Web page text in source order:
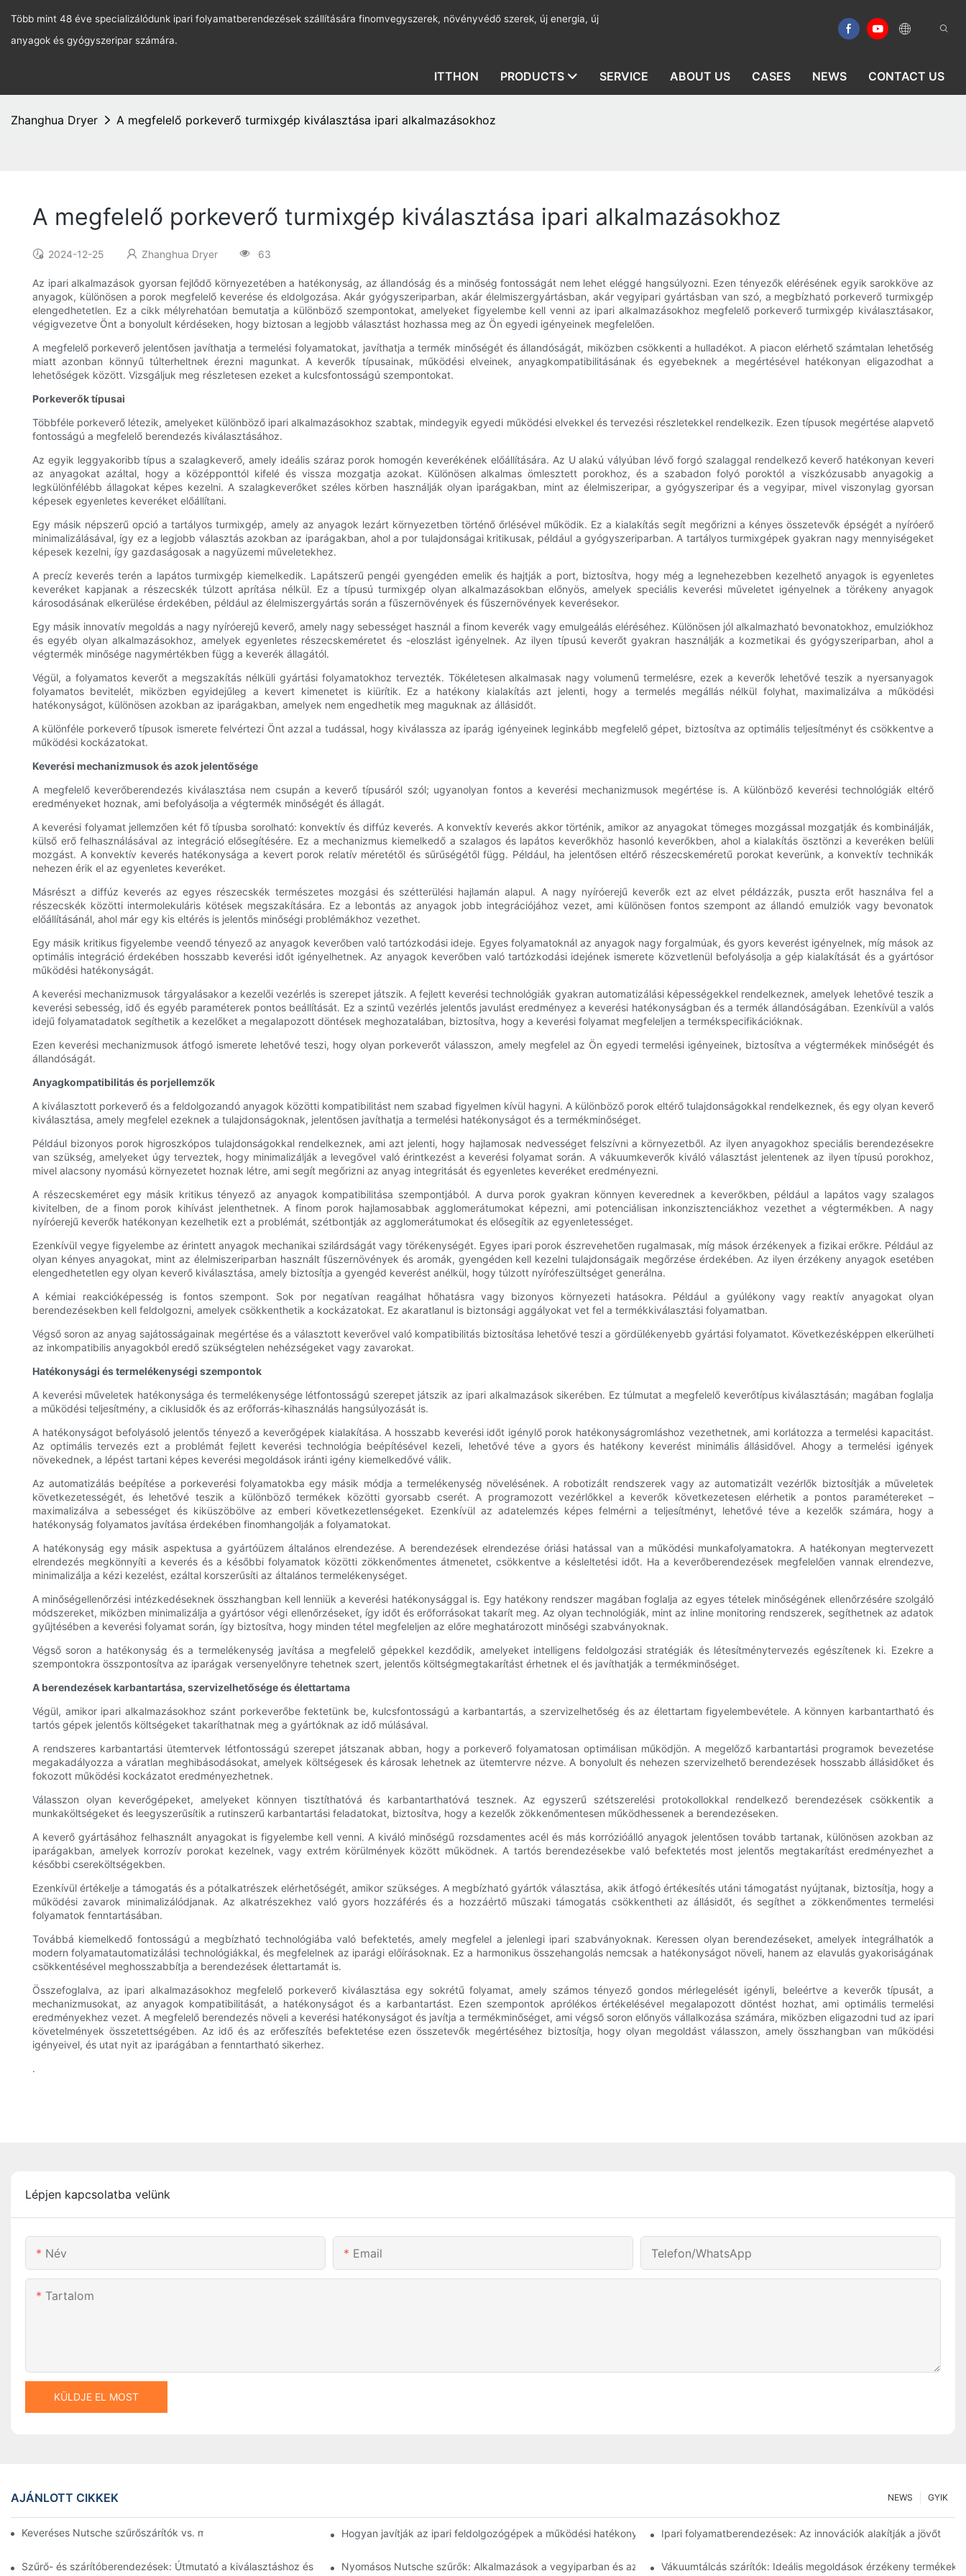
Több mint 48 éve specializálódunk ipari folyamatberendezések szállítására finomvegyszerek, növényvédő szerek, új energia, új
anyagok és gyógyszeripar számára.
ITTHON PRODUCTS SERVICE ABOUT US CASES NEWS CONTACT US
Zhanghua Dryer A megfelelő porkeverő turmixgép kiválasztása ipari alkalmazásokhoz
A megfelelő porkeverő turmixgép kiválasztása ipari alkalmazásokhoz
2024-12-25 Zhanghua Dryer 63
Az ipari alkalmazások gyorsan fejlődő környezetében a hatékonyság, az állandóság és a minőség fontosságát nem lehet eléggé hangsúlyozni. Ezen tényezők elérésének egyik sarokköve az
anyagok, különösen a porok megfelelő keverése és eldolgozása. Akár gyógyszeriparban, akár élelmiszergyártásban, akár vegyipari gyártásban van szó, a megbízható porkeverő turmixgép
elengedhetetlen. Ez a cikk mélyrehatóan bemutatja a különböző szempontokat, amelyeket figyelembe kell venni az ipari alkalmazásokhoz megfelelő porkeverő turmixgép kiválasztásakor,
végigvezetve Önt a bonyolult kérdéseken, hogy biztosan a legjobb választást hozhassa meg az Ön egyedi igényeinek megfelelően.
A megfelelő porkeverő jelentősen javíthatja a termelési folyamatokat, javíthatja a termék minőségét és állandóságát, miközben csökkenti a hulladékot. A piacon elérhető számtalan lehetőség
miatt azonban könnyű túlterheltnek érezni magunkat. A keverők típusainak, működési elveinek, anyagkompatibilitásának és egyebeknek a megértésével hatékonyan eligazodhat a
lehetőségek között. Vizsgáljuk meg részletesen ezeket a kulcsfontosságú szempontokat.
Porkeverők típusai
Többféle porkeverő létezik, amelyeket különböző ipari alkalmazásokhoz szabtak, mindegyik egyedi működési elvekkel és tervezési részletekkel rendelkezik. Ezen típusok megértése alapvető
fontosságú a megfelelő berendezés kiválasztásához.
Az egyik leggyakoribb típus a szalagkeverő, amely ideális száraz porok homogén keverékének előállítására. Az U alakú vályúban lévő forgó szalaggal rendelkező keverő hatékonyan keveri
az anyagokat azáltal, hogy a középponttól kifelé és vissza mozgatja azokat. Különösen alkalmas ömlesztett porokhoz, és a szabadon folyó poroktól a viszkózusabb anyagokig a
legkülönfélébb állagokat képes kezelni. A szalagkeverőket széles körben használják olyan iparágakban, mint az élelmiszeripar, a gyógyszeripar és a vegyipar, mivel viszonylag gyorsan
képesek egyenletes keveréket előállítani.
Egy másik népszerű opció a tartályos turmixgép, amely az anyagok lezárt környezetben történő őrlésével működik. Ez a kialakítás segít megőrizni a kényes összetevők épségét a nyíróerő
minimalizálásával, így ez a legjobb választás azokban az iparágakban, ahol a por tulajdonságai kritikusak, például a gyógyszeriparban. A tartályos turmixgépek gyakran nagy mennyiségeket
képesek kezelni, így gazdaságosak a nagyüzemi műveletekhez.
A precíz keverés terén a lapátos turmixgép kiemelkedik. Lapátszerű pengéi gyengéden emelik és hajtják a port, biztosítva, hogy még a legnehezebben kezelhető anyagok is egyenletes
keveréket kapjanak a részecskék túlzott aprítása nélkül. Ez a típusú turmixgép olyan alkalmazásokban előnyös, amelyek speciális keverési műveletet igényelnek a törékeny anyagok
károsodásának elkerülése érdekében, például az élelmiszergyártás során a fűszernövények és fűszernövények keverésekor.
Egy másik innovatív megoldás a nagy nyíróerejű keverő, amely nagy sebességet használ a finom keverék vagy emulgeálás eléréséhez. Különösen jól alkalmazható bevonatokhoz, emulziókhoz
és egyéb olyan alkalmazásokhoz, amelyek egyenletes részecskeméretet és -eloszlást igényelnek. Az ilyen típusú keverőt gyakran használják a kozmetikai és gyógyszeriparban, ahol a
végtermék minősége nagymértékben függ a keverék állagától.
Végül, a folyamatos keverőt a megszakítás nélküli gyártási folyamatokhoz tervezték. Tökéletesen alkalmasak nagy volumenű termelésre, ezek a keverők lehetővé teszik a nyersanyagok
folyamatos bevitelét, miközben egyidejűleg a kevert kimenetet is kiürítik. Ez a hatékony kialakítás azt jelenti, hogy a termelés megállás nélkül folyhat, maximalizálva a működési
hatékonyságot, különösen azokban az iparágakban, amelyek nem engedhetik meg maguknak az állásidőt.
A különféle porkeverő típusok ismerete felvértezi Önt azzal a tudással, hogy kiválassza az iparág igényeinek leginkább megfelelő gépet, biztosítva az optimális teljesítményt és csökkentve a
működési kockázatokat.
Keverési mechanizmusok és azok jelentősége
A megfelelő keverőberendezés kiválasztása nem csupán a keverő típusáról szól; ugyanolyan fontos a keverési mechanizmusok megértése is. A különböző keverési technológiák eltérő
eredményeket hoznak, ami befolyásolja a végtermék minőségét és állagát.
A keverési folyamat jellemzően két fő típusba sorolható: konvektív és diffúz keverés. A konvektív keverés akkor történik, amikor az anyagokat tömeges mozgással mozgatják és kombinálják,
külső erő felhasználásával az integráció elősegítésére. Ez a mechanizmus kiemelkedő a szalagos és lapátos keverőkhöz hasonló keverőkben, ahol a kialakítás ösztönzi a keveréken belüli
mozgást. A konvektív keverés hatékonysága a kevert porok relatív méretétől és sűrűségétől függ. Például, ha jelentősen eltérő részecskeméretű porokat keverünk, a konvektív technikák
nehezen érik el az egyenletes keveréket.
Másrészt a diffúz keverés az egyes részecskék természetes mozgási és szétterülési hajlamán alapul. A nagy nyíróerejű keverők ezt az elvet példázzák, puszta erőt használva fel a
részecskék közötti intermolekuláris kötések megszakítására. Ez a lebontás az anyagok jobb integrációjához vezet, ami különösen fontos szempont az állandó emulziók vagy bevonatok
előállításánál, ahol már egy kis eltérés is jelentős minőségi problémákhoz vezethet.
Egy másik kritikus figyelembe veendő tényező az anyagok keverőben való tartózkodási ideje. Egyes folyamatoknál az anyagok nagy forgalmúak, és gyors keverést igényelnek, míg mások az
optimális integráció érdekében hosszabb keverési időt igényelhetnek. Az anyagok keverőben való tartózkodási idejének ismerete közvetlenül befolyásolja a gép kialakítását és a gyártósor
működési hatékonyságát.
A keverési mechanizmusok tárgyalásakor a kezelői vezérlés is szerepet játszik. A fejlett keverési technológiák gyakran automatizálási képességekkel rendelkeznek, amelyek lehetővé teszik a
keverési sebesség, idő és egyéb paraméterek pontos beállítását. Ez a szintű vezérlés jelentős javulást eredményez a keverési hatékonyságban és a termék állandóságában. Ezenkívül a valós
idejű folyamatadatok segíthetik a kezelőket a megalapozott döntések meghozatalában, biztosítva, hogy a keverési folyamat megfeleljen a termékspecifikációknak.
Ezen keverési mechanizmusok átfogó ismerete lehetővé teszi, hogy olyan porkeverőt válasszon, amely megfelel az Ön egyedi termelési igényeinek, biztosítva a végtermékek minőségét és
állandóságát.
Anyagkompatibilitás és porjellemzők
A kiválasztott porkeverő és a feldolgozandó anyagok közötti kompatibilitást nem szabad figyelmen kívül hagyni. A különböző porok eltérő tulajdonságokkal rendelkeznek, és egy olyan keverő
kiválasztása, amely megfelel ezeknek a tulajdonságoknak, jelentősen javíthatja a termelési hatékonyságot és a termékminőséget.
Például bizonyos porok higroszkópos tulajdonságokkal rendelkeznek, ami azt jelenti, hogy hajlamosak nedvességet felszívni a környezetből. Az ilyen anyagokhoz speciális berendezésekre
van szükség, amelyeket úgy terveztek, hogy minimalizálják a levegővel való érintkezést a keverési folyamat során. A vákuumkeverők kiváló választást jelentenek az ilyen típusú porokhoz,
mivel alacsony nyomású környezetet hoznak létre, ami segít megőrizni az anyag integritását és egyenletes keveréket eredményezni.
A részecskeméret egy másik kritikus tényező az anyagok kompatibilitása szempontjából. A durva porok gyakran könnyen keverednek a keverőkben, például a lapátos vagy szalagos
kivitelben, de a finom porok kihívást jelenthetnek. A finom porok hajlamosabbak agglomerátumokat képezni, ami potenciálisan inkonzisztenciákhoz vezethet a végtermékben. A nagy
nyíróerejű keverők hatékonyan kezelhetik ezt a problémát, szétbontják az agglomerátumokat és elősegítik az egyenletességet.
Ezenkívül vegye figyelembe az érintett anyagok mechanikai szilárdságát vagy törékenységét. Egyes ipari porok észrevehetően rugalmasak, míg mások érzékenyek a fizikai erőkre. Például az
olyan kényes anyagokat, mint az élelmiszeriparban használt fűszernövények és aromák, gyengéden kell kezelni tulajdonságaik megőrzése érdekében. Az ilyen érzékeny anyagok esetében
elengedhetetlen egy olyan keverő kiválasztása, amely biztosítja a gyengéd keverést anélkül, hogy túlzott nyírófeszültséget generálna.
A kémiai reakcióképesség is fontos szempont. Sok por negatívan reagálhat hőhatásra vagy bizonyos környezeti hatásokra. Például a gyúlékony vagy reaktív anyagokat olyan
berendezésekben kell feldolgozni, amelyek csökkenthetik a kockázatokat. Ez akaratlanul is biztonsági aggályokat vet fel a termékkiválasztási folyamatban.
Végső soron az anyag sajátosságainak megértése és a választott keverővel való kompatibilitás biztosítása lehetővé teszi a gördülékenyebb gyártási folyamatot. Következésképpen elkerülheti
az inkompatibilis anyagokból eredő szükségtelen nehézségeket vagy zavarokat.
Hatékonysági és termelékenységi szempontok
A keverési műveletek hatékonysága és termelékenysége létfontosságú szerepet játszik az ipari alkalmazások sikerében. Ez túlmutat a megfelelő keverőtípus kiválasztásán; magában foglalja
a működési teljesítmény, a ciklusidők és az erőforrás-kihasználás hangsúlyozását is.
A hatékonyságot befolyásoló jelentős tényező a keverőgépek kialakítása. A hosszabb keverési időt igénylő porok hatékonyságromláshoz vezethetnek, ami korlátozza a termelési kapacitást.
Az optimális tervezés ezt a problémát fejlett keverési technológia beépítésével kezeli, lehetővé téve a gyors és hatékony keverést minimális állásidővel. Ahogy a termelési igények
növekednek, a lépést tartani képes keverési megoldások iránti igény kiemelkedővé válik.
Az automatizálás beépítése a porkeverési folyamatokba egy másik módja a termelékenység növelésének. A robotizált rendszerek vagy az automatizált vezérlők biztosítják a műveletek
következetességét, és lehetővé teszik a különböző termékek közötti gyorsabb cserét. A programozott vezérlőkkel a keverők következetesen elérhetik a pontos paramétereket –
maximalizálva a sebességet és kiküszöbölve az emberi következetlenségeket. Ezenkívül az adatelemzés képes felmérni a teljesítményt, lehetővé téve a kezelők számára, hogy a
hatékonyság folyamatos javítása érdekében finomhangolják a folyamatokat.
A hatékonyság egy másik aspektusa a gyártóüzem általános elrendezése. A berendezések elrendezése óriási hatással van a működési munkafolyamatokra. A hatékonyan megtervezett
elrendezés megkönnyíti a keverés és a későbbi folyamatok közötti zökkenőmentes átmenetet, csökkentve a késleltetési időt. Ha a keverőberendezések megfelelően vannak elrendezve,
minimalizálja a kézi kezelést, ezáltal korszerűsíti az általános termelékenységet.
A minőségellenőrzési intézkedéseknek összhangban kell lenniük a keverési hatékonysággal is. Egy hatékony rendszer magában foglalja az egyes tételek minőségének ellenőrzésére szolgáló
módszereket, miközben minimalizálja a gyártósor végi ellenőrzéseket, így időt és erőforrásokat takarít meg. Az olyan technológiák, mint az inline monitoring rendszerek, segíthetnek az adatok
gyűjtésében a keverési folyamat során, így biztosítva, hogy minden tétel megfeleljen az előre meghatározott minőségi szabványoknak.
Végső soron a hatékonyság és a termelékenység javítása a megfelelő gépekkel kezdődik, amelyeket intelligens feldolgozási stratégiák és létesítménytervezés egészítenek ki. Ezekre a
szempontokra összpontosítva az iparágak versenyelőnyre tehetnek szert, jelentős költségmegtakarítást érhetnek el és javíthatják a termékminőséget.
A berendezések karbantartása, szervizelhetősége és élettartama
Végül, amikor ipari alkalmazásokhoz szánt porkeverőbe fektetünk be, kulcsfontosságú a karbantartás, a szervizelhetőség és az élettartam figyelembevétele. A könnyen karbantartható és
tartós gépek jelentős költségeket takaríthatnak meg a gyártóknak az idő múlásával.
A rendszeres karbantartási ütemtervek létfontosságú szerepet játszanak abban, hogy a porkeverő folyamatosan optimálisan működjön. A megelőző karbantartási programok bevezetése
megakadályozza a váratlan meghibásodásokat, amelyek költségesek és károsak lehetnek az ütemtervre nézve. A bonyolult és nehezen szervizelhető berendezések hosszabb állásidőket és
fokozott működési kockázatot eredményezhetnek.
Válasszon olyan keverőgépeket, amelyeket könnyen tisztíthatóvá és karbantarthatóvá tesznek. Az egyszerű szétszerelési protokollokkal rendelkező berendezések csökkentik a
munkaköltségeket és leegyszerűsítik a rutinszerű karbantartási feladatokat, biztosítva, hogy a kezelők zökkenőmentesen működhessenek a berendezéseken.
A keverő gyártásához felhasznált anyagokat is figyelembe kell venni. A kiváló minőségű rozsdamentes acél és más korrózióálló anyagok jelentősen tovább tartanak, különösen azokban az
iparágakban, amelyek korrozív porokat kezelnek, vagy extrém körülmények között működnek. A tartós berendezésekbe való befektetés most jelentős megtakarítást eredményezhet a
későbbi csereköltségekben.
Ezenkívül értékelje a támogatás és a pótalkatrészek elérhetőségét, amikor szükséges. A megbízható gyártók választása, akik átfogó értékesítés utáni támogatást nyújtanak, biztosítja, hogy a
működési zavarok minimalizálódjanak. Az alkatrészekhez való gyors hozzáférés és a hozzáértő műszaki támogatás csökkentheti az állásidőt, és segíthet a zökkenőmentes termelési
folyamatok fenntartásában.
Továbbá kiemelkedő fontosságú a megbízható technológiába való befektetés, amely megfelel a jelenlegi ipari szabványoknak. Keressen olyan berendezéseket, amelyek integrálhatók a
modern folyamatautomatizálási technológiákkal, és megfelelnek az iparági előírásoknak. Ez a harmonikus összehangolás nemcsak a hatékonyságot növeli, hanem az elavulás gyakoriságának
csökkentésével meghosszabbítja a berendezések élettartamát is.
Összefoglalva, az ipari alkalmazásokhoz megfelelő porkeverő kiválasztása egy sokrétű folyamat, amely számos tényező gondos mérlegelését igényli, beleértve a keverők típusát, a
mechanizmusokat, az anyagok kompatibilitását, a hatékonyságot és a karbantartást. Ezen szempontok aprólékos értékelésével megalapozott döntést hozhat, ami optimális termelési
eredményekhez vezet. A megfelelő berendezés növeli a keverési hatékonyságot és javítja a termékminőséget, ami végső soron előnyös vállalkozása számára, miközben eligazodni tud az ipari
követelmények összetettségében. Az idő és az erőfeszítés befektetése ezen összetevők megértéséhez biztosítja, hogy olyan megoldást válasszon, amely összhangban van működési
igényeivel, és utat nyit az iparágában a fenntartható sikerhez.
.
Lépjen kapcsolatba velünk
Név Email Telefon/WhatsApp
Tartalom
KÜLDJE EL MOST
AJÁNLOTT CIKKEK GYIK
NEWS
Keveréses Nutsche szűrőszárítók vs. más szárítási módszerek: ÖsszehasonlításHogyan javítják az ipari feldolgozógépek a működési hatékonyságotIpari folyamatberendezések: Az innovációk alakítják a jövőt
Szűrő- és szárítóberendezések: Útmutató a kiválasztáshoz és használathozNyomásos Nutsche szűrők: Alkalmazások a vegyiparban és az élelmiszeriparbanVákuumtálcás szárítók: Ideális megoldások érzékeny